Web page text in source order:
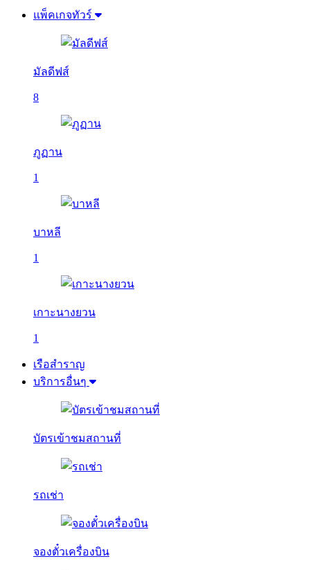
แพ็คเกจทัวร์
มัลดีฟส์
8
ภูฏาน
1
บาหลี
1
เกาะนางยวน
1
เรือสำราญ
บริการอื่นๆ
บัตรเข้าชมสถานที่
รถเช่า
จองตั๋วเครื่องบิน